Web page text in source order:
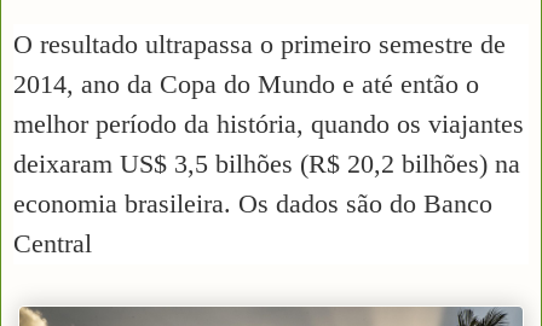
O resultado ultrapassa o primeiro semestre de
2014, ano da Copa do Mundo e até então o
melhor período da história, quando os viajantes
deixaram US$ 3,5 bilhões (R$ 20,2 bilhões) na
economia brasileira. Os dados são do Banco
Central